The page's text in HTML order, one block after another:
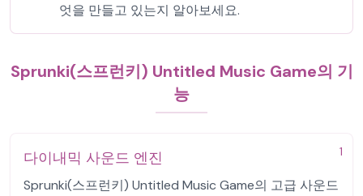
엇을 만들고 있는지 알아보세요.
Sprunki(스프런키) Untitled Music Game의 기
능
1
다이내믹 사운드 엔진
Sprunki(스프런키) Untitled Music Game의 고급 사운드